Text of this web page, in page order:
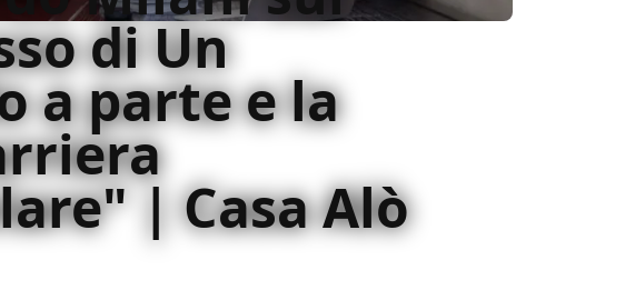
di Un
a parte e la
| Casa Alò